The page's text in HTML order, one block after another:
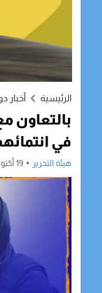
الرئيسية أخبار
في
هيئة التحرير 19 أكتوبر 2024